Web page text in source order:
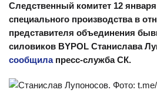
Следственный комитет 12
специального производства в
представителя объединения
силовиков BYPOL Станислава
сообщилапресс-служба СК.